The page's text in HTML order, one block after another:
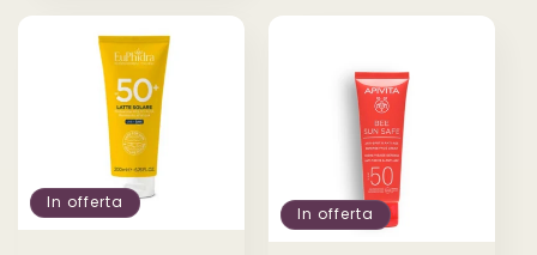
In offerta
In offerta